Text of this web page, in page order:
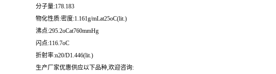
分子量:178.183
物化性质:密度:1.161g/mLat25oC(lit.)
沸点:295.2oCat760mmHg
闪点:116.7oC
折射率:n20/D1.446(lit.)
生产厂家优惠供应以下品种,欢迎咨询: